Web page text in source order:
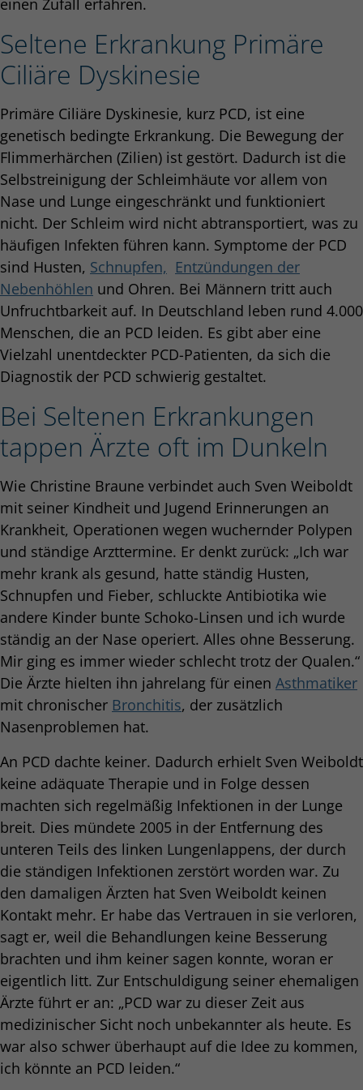
einen Zufall erfahren.
Seltene Erkrankung Primäre
Ciliäre Dyskinesie
Primäre Ciliäre Dyskinesie, kurz PCD, ist eine
genetisch bedingte Erkrankung. Die Bewegung der
Flimmerhärchen (Zilien) ist gestört. Dadurch ist die
Selbstreinigung der Schleimhäute vor allem von
Nase und Lunge eingeschränkt und funktioniert
nicht. Der Schleim wird nicht abtransportiert, was zu
häufigen Infekten führen kann. Symptome der PCD
sind Husten, Schnupfen, Entzündungen der
Nebenhöhlen und Ohren. Bei Männern tritt auch
Unfruchtbarkeit auf. In Deutschland leben rund 4.000
Menschen, die an PCD leiden. Es gibt aber eine
Vielzahl unentdeckter PCD-Patienten, da sich die
Diagnostik der PCD schwierig gestaltet.
Bei Seltenen Erkrankungen
tappen Ärzte oft im Dunkeln
Wie Christine Braune verbindet auch Sven Weiboldt
mit seiner Kindheit und Jugend Erinnerungen an
Krankheit, Operationen wegen wuchernder Polypen
und ständige Arzttermine. Er denkt zurück: „Ich war
mehr krank als gesund, hatte ständig Husten,
Schnupfen und Fieber, schluckte Antibiotika wie
andere Kinder bunte Schoko-Linsen und ich wurde
ständig an der Nase operiert. Alles ohne Besserung.
Mir ging es immer wieder schlecht trotz der Qualen.“
Die Ärzte hielten ihn jahrelang für einen Asthmatiker
mit chronischer Bronchitis, der zusätzlich
Nasenproblemen hat.
An PCD dachte keiner. Dadurch erhielt Sven Weiboldt
keine adäquate Therapie und in Folge dessen
machten sich regelmäßig Infektionen in der Lunge
breit. Dies mündete 2005 in der Entfernung des
unteren Teils des linken Lungenlappens, der durch
die ständigen Infektionen zerstört worden war. Zu
den damaligen Ärzten hat Sven Weiboldt keinen
Kontakt mehr. Er habe das Vertrauen in sie verloren,
sagt er, weil die Behandlungen keine Besserung
brachten und ihm keiner sagen konnte, woran er
eigentlich litt. Zur Entschuldigung seiner ehemaligen
Ärzte führt er an: „PCD war zu dieser Zeit aus
medizinischer Sicht noch unbekannter als heute. Es
war also schwer überhaupt auf die Idee zu kommen,
ich könnte an PCD leiden.“